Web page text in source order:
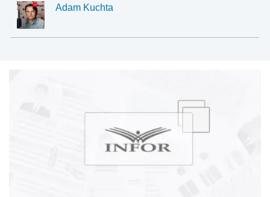
Adam Kuchta